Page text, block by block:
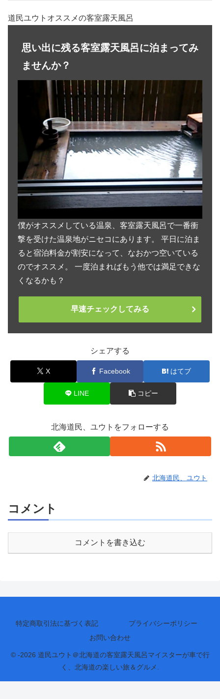
道民ユウトオススメの客室露天風呂
思い出に残る客室露天風呂に泊まってみ
ませんか？
僕がオススメしている温泉、客室露天風呂で一番衝
撃を受けた温泉地がニセコにあります。 平日に泊ま
ると宿泊料金が割安になって、なおかつ空いている
のでオススメ。 一度泊まればもう他では満足できな
くなるかも？
早速チェックしてみる
シェアする
X Facebook はてブ
LINE コピー
北海道民、ユウトをフォローする
北海道民、ユウト
コメント
コメントを書き込む
特定商取引法に基づく表記
プライバシーポリシー
お問い合わせ
© -2026 道民ユウト＠北海道の客室露天風呂マイスターが車で行
く、北海道の楽しい旅＆グルメ.